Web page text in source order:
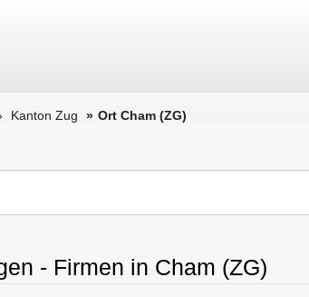
Kanton Zug Ort Cham (ZG)
- Firmen in Cham (ZG)